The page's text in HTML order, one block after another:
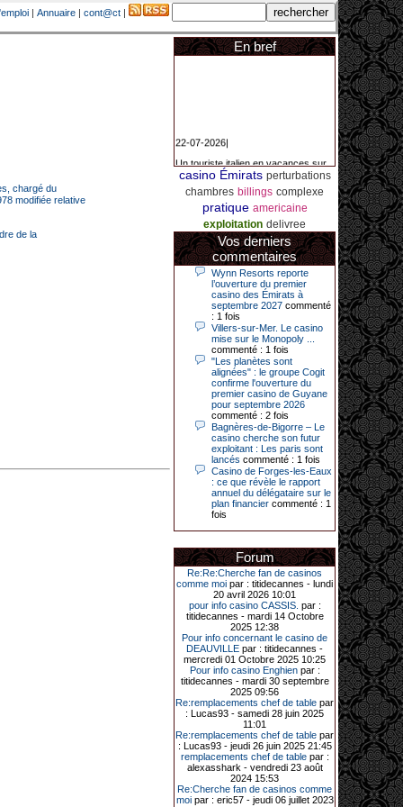
| Annuaire | cont@ct |
chargé du
modifiée relative
de la
En bref
la Côte d’Azur a remporté un
jackpot exceptionnel de 84.631
euros dans la nuit de samedi à
dimanche au Casino Barrière Le
Croisette à Cannes. Il s’agit d’un
nouveau record de gains de l’année
2026 pour cet établissement.
14-04-2026|
Dimanche 12 avril 2026, cette date
restera gravée dans la mémoire de
ce joueur du casino de Saint-Quay-
Portrieux (Côtes-d’Armor).
Ce quinquagénaire, habitant Plouha
mais souhaitant garder l’anonymat,
a eu l’énorme surprise de décrocher
un jackpot record de 82 426 €.
Le plus gros gain gagné depuis plus
de 20 ans dans l’établissement.
31-03-2026|
Série de jackpots au casino JOA de
Gujan-Mestras : ce mois de mars a
été fructueux pour quelques
joueurs. D’abord avec 44 207 euros
une machine à sous pour une mise
initiale de 5,28 €. Puis quelques
jours plus tard, le vendredi 27 mars,
un joueur a décroché 12 086 euros
sur une autre machine à sous.
Enfin, troisième et dernier jackpot,
record cette fois-ci, le samedi 28
mars dernier. Quelque 111 322
euros ont été remportés sur la table
d’Ultimate Texas Hold’em Poker,
grâce à une mise de 5 euros sur la
case bonus et une quinte flush
royale. Ces gains ont été annoncés
dans un communiqué diffusé par le
casino ce lundi 30 mars en soirée.
11-01-2026|
Dimanche 11 janvier, en soirée, une
cliente retraitée de 78 ans, habitant
casino Émirats perturbations
chambres billings complexe
pratique americaine
exploitation delivree
Vos derniers
commentaires
Wynn Resorts reporte
l’ouverture du premier
casino des Émirats à
septembre 2027 commenté
: 1 fois
Villers-sur-Mer. Le casino
mise sur le Monopoly ...
commenté : 1 fois
"Les planètes sont
alignées" : le groupe Cogit
confirme l'ouverture du
premier casino de Guyane
pour septembre 2026
commenté : 2 fois
Bagnères-de-Bigorre – Le
casino cherche son futur
exploitant : Les paris sont
lancés commenté : 1 fois
Casino de Forges-les-Eaux
: ce que révèle le rapport
annuel du délégataire sur le
plan financier commenté : 1
fois
Forum
Re:Re:Cherche fan de casinos
comme moi par : titidecannes - lundi
20 avril 2026 10:01
pour info casino CASSIS. par :
titidecannes - mardi 14 Octobre
2025 12:38
Pour info concernant le casino de
DEAUVILLE par : titidecannes -
mercredi 01 Octobre 2025 10:25
Pour info casino Enghienpar :
titidecannes - mardi 30 septembre
2025 09:56
Re:remplacements chef de table par
: Lucas93 - samedi 28 juin 2025
11:01
Re:remplacements chef de table par
: Lucas93 - jeudi 26 juin 2025 21:45
remplacements chef de tablepar :
alexasshark - vendredi 23 août
2024 15:53
Re:Cherche fan de casinos comme
moipar : eric57 - jeudi 06 juillet 2023